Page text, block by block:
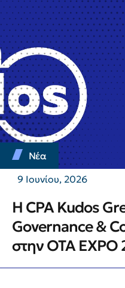
Νέα
9 Ιουνίου, 2026
Η CPA Kudos
Governance &
στην OTA EXPO